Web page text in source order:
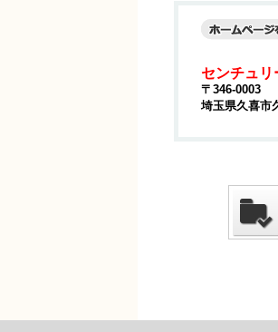
センチュリ
〒346-0003
埼玉県久喜市